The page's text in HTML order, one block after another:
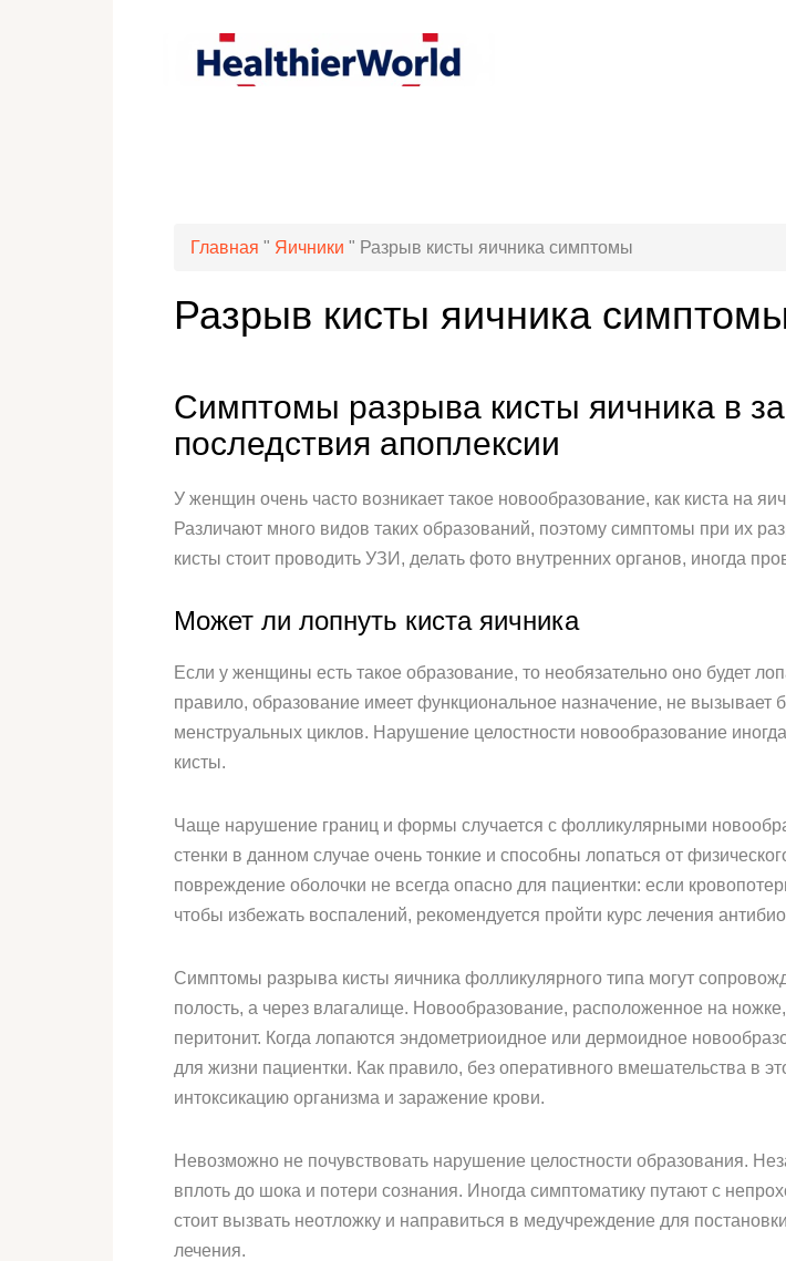
Главная " Яичники " Разрыв кисты яичника симптомы
Разрыв кисты яичника
Симптомы разрыва кисты яичника в
последствия апоплексии
У женщин очень часто возникает такое новообразование, как киста на
Различают много видов таких образований, поэтому симптомы при их
кисты стоит проводить УЗИ, делать фото внутренних органов, иногда
Может ли лопнуть киста яичника
Если у женщины есть такое образование, то необязательно оно будет
правило, образование имеет функциональное назначение, не вызывает
менструальных циклов. Нарушение целостности новообразование
кисты.
Чаще нарушение границ и формы случается с фолликулярными
стенки в данном случае очень тонкие и способны лопаться от
повреждение оболочки не всегда опасно для пациентки: если
чтобы избежать воспалений, рекомендуется пройти курс лечения
Симптомы разрыва кисты яичника фолликулярного типа могут
полость, а через влагалище. Новообразование, расположенное на
перитонит. Когда лопаются эндометриоидное или дермоидное
для жизни пациентки. Как правило, без оперативного вмешательства в
интоксикацию организма и заражение крови.
Невозможно не почувствовать нарушение целостности образования.
вплоть до шока и потери сознания. Иногда симптоматику путают с
стоит вызвать неотложку и направиться в медучреждение для
лечения.